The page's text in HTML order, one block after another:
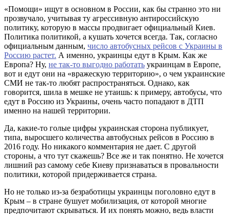
«Помощи» ищут в основном в России, как бы странно это ни
прозвучало, учитывая ту агрессивную антироссийскую
политику, которую в массы продвигает официальный Киев.
Политика политикой, а кушать хочется всегда. Так, согласно
официальным данным, число автобусных рейсов с Украины в
Россию растет. А именно, украинцы едут в Крым. Как же
Европа? Ну, не так-то выгодно работать украинцам в Европе,
вот и едут они на «вражескую территорию», о чем украинские
СМИ не так-то любят распространяться. Однако, как
говорится, шила в мешке не утаишь: к примеру, автобусы, что
едут в Россию из Украины, очень часто попадают в ДТП
именно на нашей территории.
Да, какие-то голые цифры украинская сторона публикует,
типа, выросшего количества автобусных рейсов в Россию в
2016 году. Но никакого комментария не дает. С другой
стороны, а что тут скажешь? Все же и так понятно. Не хочется
лишний раз самому себе Киеву признаваться в провальности
политики, которой придерживается страна.
Но не только из-за безработицы украинцы поголовно едут в
Крым – в стране бушует мобилизация, от которой многие
предпочитают скрываться. И их понять можно, ведь власти